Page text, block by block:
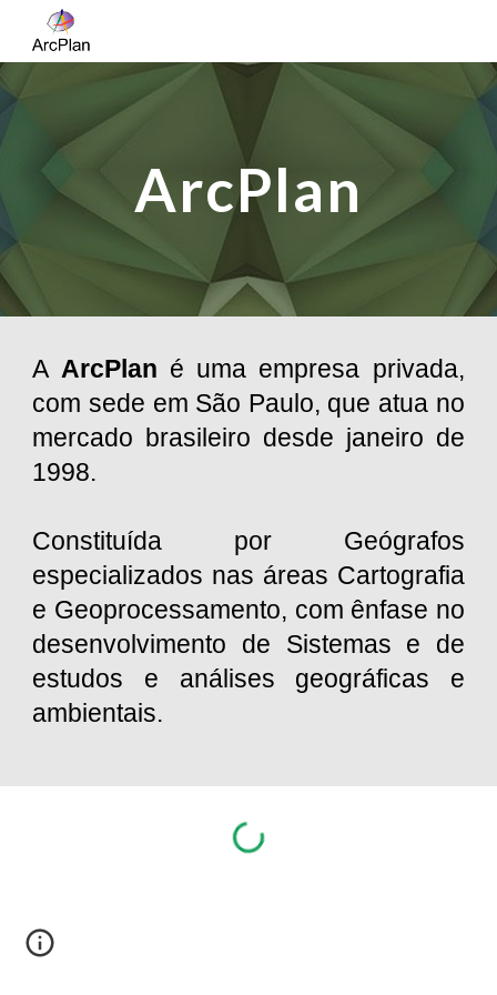
Skip to main content
ArcPlan
A ArcPlan é uma empresa privada,
com sede em São Paulo, que atua no
mercado brasileiro desde janeiro de
1998.
Constituída por Geógrafos
especializados nas áreas Cartografia
e Geoprocessamento, com ênfase no
desenvolvimento de Sistemas e de
estudos e análises geográficas e
ambientais.